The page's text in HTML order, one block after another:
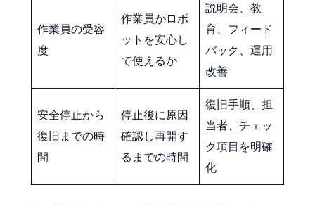
作業員の受容
度
作業員がロボ
ットを安心し
て使えるか
説明会、教
育、フィード
バック、運用
改善
安全停止から
復旧までの時
間
停止後に原因
確認し再開す
るまでの時間
復旧手順、担
当者、チェッ
ク項目を明確
化